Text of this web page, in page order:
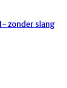
zonder slang